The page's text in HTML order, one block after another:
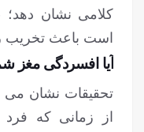
کلامی نشان
است باعث تخریب
آیا افسردگی مغز
تحقیقات نشان می
از زمانی که